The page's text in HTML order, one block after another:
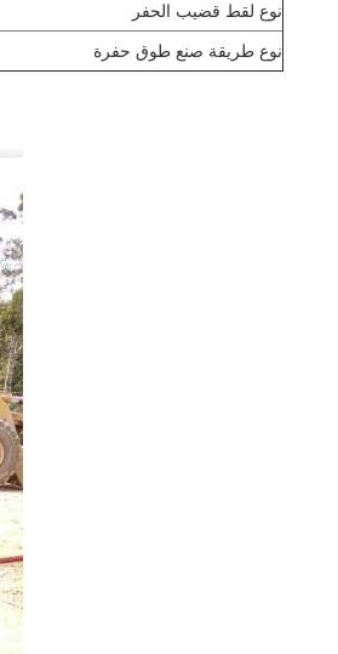
نوع لقط قضيب الحفر
نوع طريقة صنع طوق حفرة